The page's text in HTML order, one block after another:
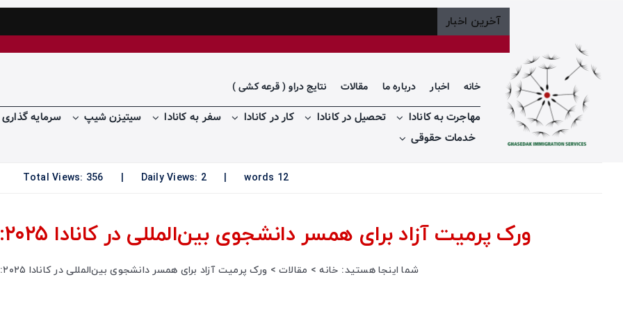
آخرین اخبار اخبار
خانه اخبار درباره ما مقالات نتایج دراو ( قرعه کشی )
مهاجرت به کانادا تحصیل در کانادا کار در کانادا سفر به کانادا سیتیزن شیپ
سرمایه گذاری
خدمات حقوقی
12 words
Daily Views: 2
Total Views: 356
ورک پرمیت آزاد برای همسر دانشجوی بین‌المللی در کانادا ۲۰۲۵: شرایط و مراحل درخواست
شما اینجا هستید: خانه مقالات ورک پرمیت آزاد برای همسر دانشجوی بین‌المللی در کانادا ۲۰۲۵: شرایط و مراحل درخواست